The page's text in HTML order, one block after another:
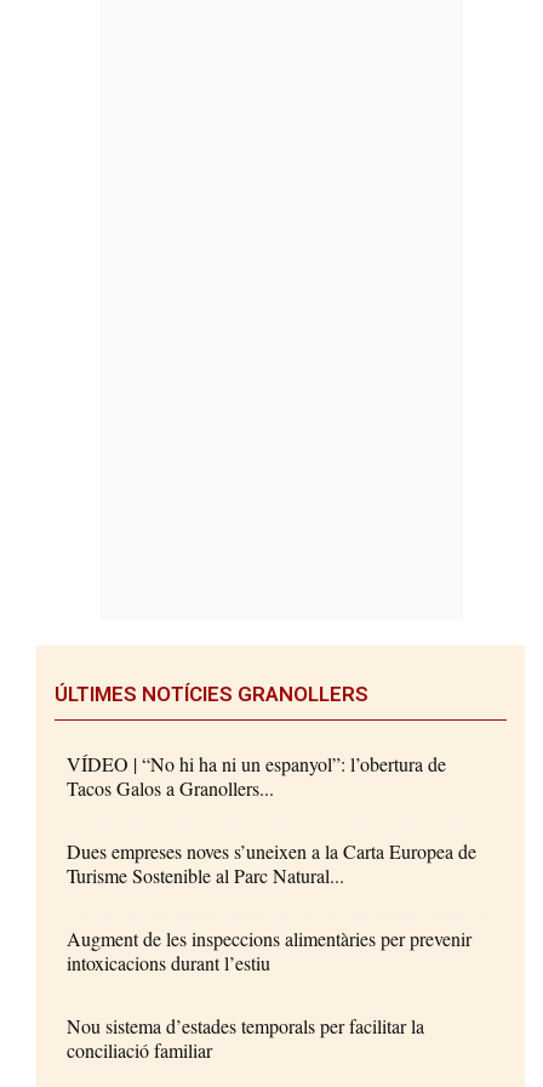
ÚLTIMES NOTÍCIES GRANOLLERS
VÍDEO | “No hi ha ni un espanyol”: l’obertura de
Tacos Galos a Granollers...
Dues empreses noves s’uneixen a la Carta Europea de
Turisme Sostenible al Parc Natural...
Augment de les inspeccions alimentàries per prevenir
intoxicacions durant l’estiu
Nou sistema d’estades temporals per facilitar la
conciliació familiar